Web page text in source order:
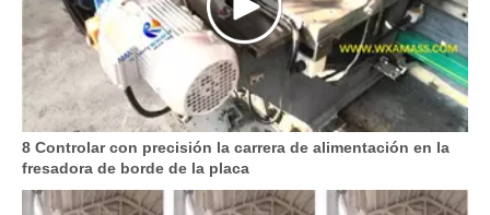
8 Controlar con precisión la carrera de alimentación en la
fresadora de borde de la placa